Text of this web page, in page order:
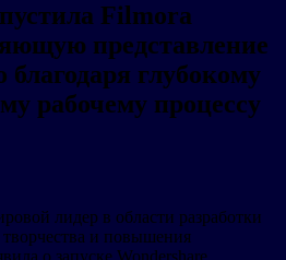
Filmora
представление
благодаря глубокому
рабочему процессу
лидер в области разработки
и повышения
о запуске Wondershare